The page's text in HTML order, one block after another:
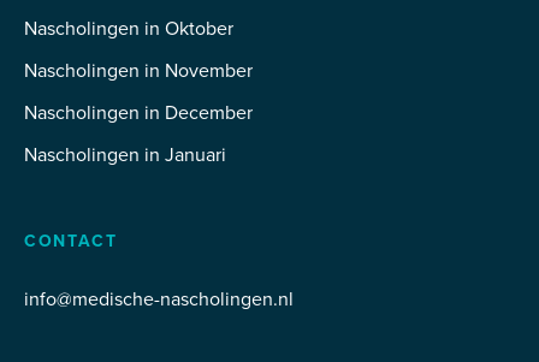
Nascholingen in Oktober
Nascholingen in November
Nascholingen in December
Nascholingen in Januari
CONTACT
info@medische-nascholingen.nl